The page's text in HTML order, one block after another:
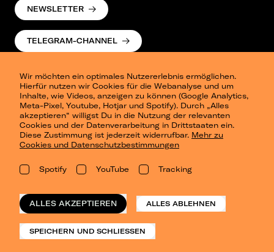
Wir möchten ein optimales Nutzererlebnis ermöglichen.
Hierfür nutzen wir Cookies für die Webanalyse und um
Inhalte, wie Videos, anzeigen zu können (Google Analytics,
Meta-Pixel, Youtube, Hotjar und Spotify). Durch „Alles
akzeptieren“ willigst Du in die Nutzung der relevanten
Cookies und der Datenverarbeitung in Drittstaaten ein.
Diese Zustimmung ist jederzeit widerrufbar. Mehr zu
Cookies und Datenschutzbestimmungen
Spotify YouTube Tracking
ALLES AKZEPTIEREN ALLES ABLEHNEN
SPEICHERN UND SCHLIESSEN
NEWSLETTER
TELEGRAM-CHANNEL
Presse
Berlin
Dresden
Leipzig
Konzertsommer Petersberg
Vergangene Shows
o_team
Datenschutz
Impressum